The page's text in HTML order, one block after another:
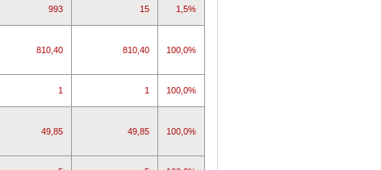
993 15 1,5%
810,40 810,40 100,0%
1 1 100,0%
49,85 49,85 100,0%